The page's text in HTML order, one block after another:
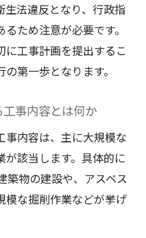
の安全対策ポイント
リスクアセスメント
き具体的な安全管理
をふまえた計画作成
手続き実務
準監督署提出要件を
生法違反となり、行政指
ため注意が必要です。
工事計画を提出するこ
第一歩となります。
事内容とは何か
事内容は、主に大規模な
該当します。具体的に
築物の建設や、アスベス
模な掘削作業などが挙げ